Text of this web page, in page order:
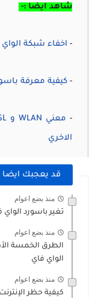
شاهد ايضا :-
- اخفاء شبكة
- كيفية معرفة
-
الاخري
قد يعجبك ايضا
منذ بضع اعوام
تغير باسورد
منذ بضع اعوام
الطرق الخمسة
الواي فاي
منذ بضع اعوام
كيفية حظر